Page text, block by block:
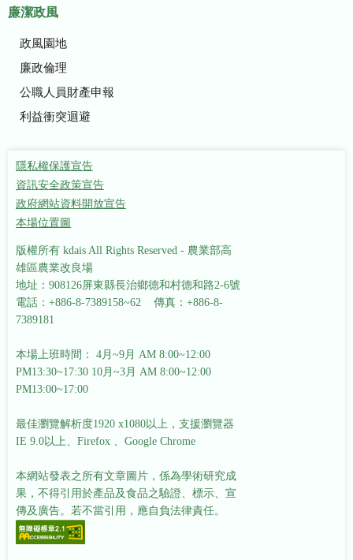
廉潔政風
政風園地
廉政倫理
公職人員財產申報
利益衝突迴避
隱私權保護宣告
資訊安全政策宣告
政府網站資料開放宣告
本場位置圖
版權所有 kdais All Rights Reserved - 農業部高
雄區農業改良場
地址：908126屏東縣長治鄉德和村德和路2-6號
電話：+886-8-7389158~62 傳真：+886-8-
7389181
本場上班時間： 4月~9月 AM 8:00~12:00
PM13:30~17:30 10月~3月 AM 8:00~12:00
PM13:00~17:00
最佳瀏覽解析度1920 x1080以上，支援瀏覽器
IE 9.0以上、Firefox 、Google Chrome
本網站發表之所有文章圖片，係為學術研究成
果，不得引用於產品及食品之驗證、標示、宣
傳及廣告。若不當引用，應自負法律責任。